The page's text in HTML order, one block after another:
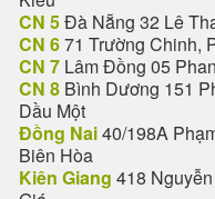
CN 5Đà Nẵng 32 Lê
CN 671 Trường Chinh,
CN 7 Lâm Đồng 05
CN 8 Bình Dương 151
Dầu Một
Đồng Nai40/198A
Biên Hòa
Kiên Giang 418